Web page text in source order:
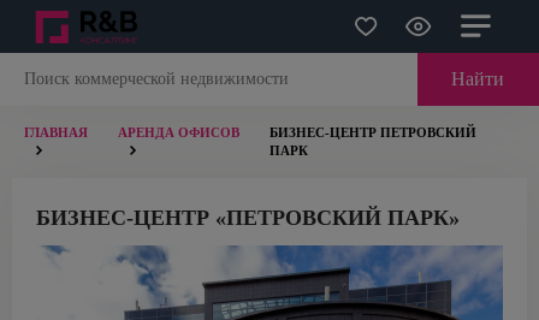
Найти
ГЛАВНАЯ АРЕНДА ОФИСОВ
БИЗНЕС-ЦЕНТР ПЕТРОВСКИЙ
ПАРК
БИЗНЕС-ЦЕНТР «ПЕТРОВСКИЙ ПАРК»